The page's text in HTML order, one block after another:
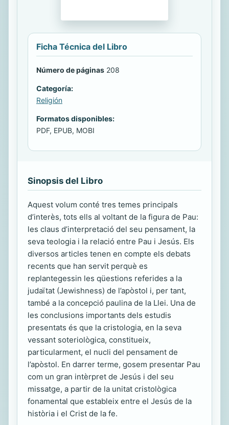
Ficha Técnica del Libro
Número de páginas 208
Categoría:
Religión
Formatos disponibles:
PDF, EPUB, MOBI
Sinopsis del Libro
Aquest volum conté tres temes principals
d’interès, tots ells al voltant de la figura de Pau:
les claus d’interpretació del seu pensament, la
seva teologia i la relació entre Pau i Jesús. Els
diversos articles tenen en compte els debats
recents que han servit perquè es
replantegessin les qüestions referides a la
judaïtat (Jewishness) de l’apòstol i, per tant,
també a la concepció paulina de la Llei. Una de
les conclusions importants dels estudis
presentats és que la cristologia, en la seva
vessant soteriològica, constitueix,
particularment, el nucli del pensament de
l’apòstol. En darrer terme, gosem presentar Pau
com un gran intèrpret de Jesús i del seu
missatge, a partir de la unitat cristològica
fonamental que estableix entre el Jesús de la
història i el Crist de la fe.